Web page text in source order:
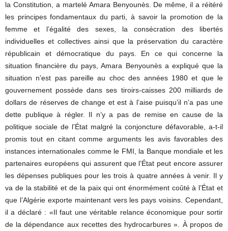
la Constitution, a martelé Amara Benyounès. De même, il a réitéré
les principes fondamentaux du parti, à savoir la promotion de la
femme et l’égalité des sexes, la consécration des libertés
individuelles et collectives ainsi que la préservation du caractère
républicain et démocratique du pays. En ce qui concerne la
situation financière du pays, Amara Benyounès a expliqué que la
situation n’est pas pareille au choc des années 1980 et que le
gouvernement possède dans ses tiroirs-caisses 200 milliards de
dollars de réserves de change et est à l’aise puisqu’il n’a pas une
dette publique à régler. Il n’y a pas de remise en cause de la
politique sociale de l’État malgré la conjoncture défavorable, a-t-il
promis tout en citant comme arguments les avis favorables des
instances internationales comme le FMI, la Banque mondiale et les
partenaires européens qui assurent que l’État peut encore assurer
les dépenses publiques pour les trois à quatre années à venir. Il y
va de la stabilité et de la paix qui ont énormément coûté à l’État et
que l’Algérie exporte maintenant vers les pays voisins. Cependant,
il a déclaré : «Il faut une véritable relance économique pour sortir
de la dépendance aux recettes des hydrocarbures ». À propos de